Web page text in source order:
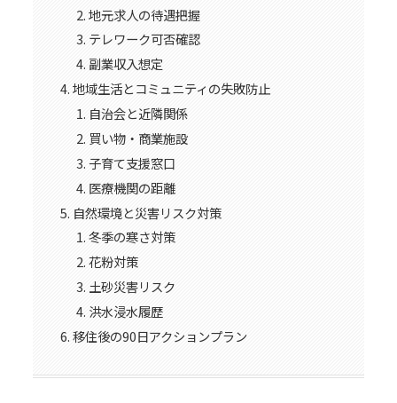
地元求人の待遇把握
テレワーク可否確認
副業収入想定
地域生活とコミュニティの失敗防止
自治会と近隣関係
買い物・商業施設
子育て支援窓口
医療機関の距離
自然環境と災害リスク対策
冬季の寒さ対策
花粉対策
土砂災害リスク
洪水浸水履歴
移住後の90日アクションプラン